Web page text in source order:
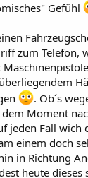
Gefühl
zum Telefon,
. Ob´s
Moment
jeden Fall wich
einem doch
in Richtung
heute dieses